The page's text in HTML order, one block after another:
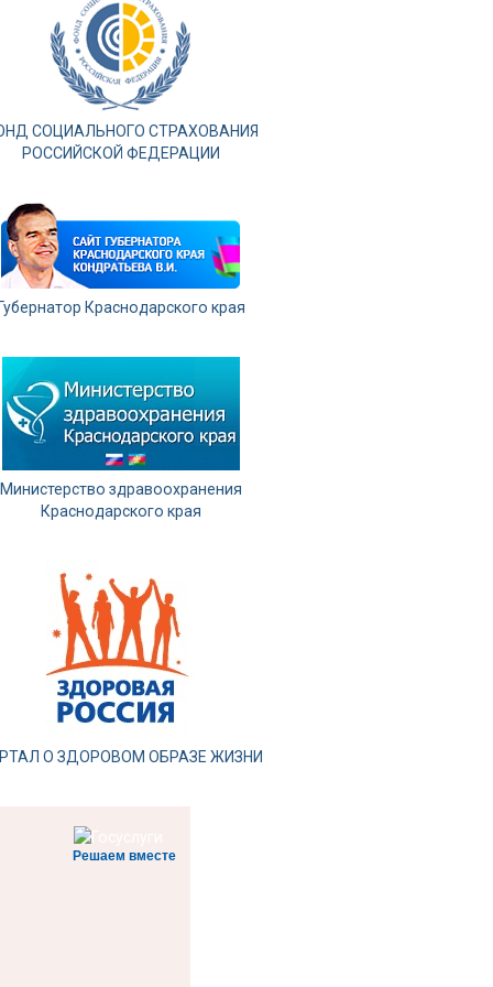
СОЦИАЛЬНОГО СТРАХОВАНИЯ
РОССИЙСКОЙ ФЕДЕРАЦИИ
Краснодарского края
Министерство здравоохранения
Краснодарского края
О ЗДОРОВОМ ОБРАЗЕ ЖИЗНИ
Решаем вместе